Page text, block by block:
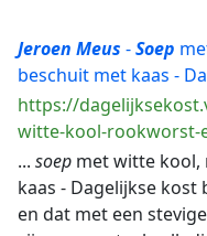
Jeroen Meus -Soep
beschuit met kaas -
https://
witte-kool-rookworst-
... soep met witte kool,
kaas - Dagelijkse
en dat met een